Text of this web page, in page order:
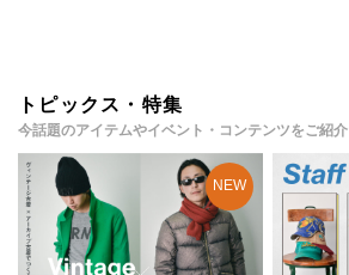
トピックス・特集
今話題のアイテムやイベント・コンテンツをご紹介